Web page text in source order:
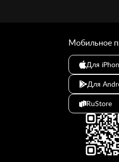
Мобильное
Для
Для
RuStore